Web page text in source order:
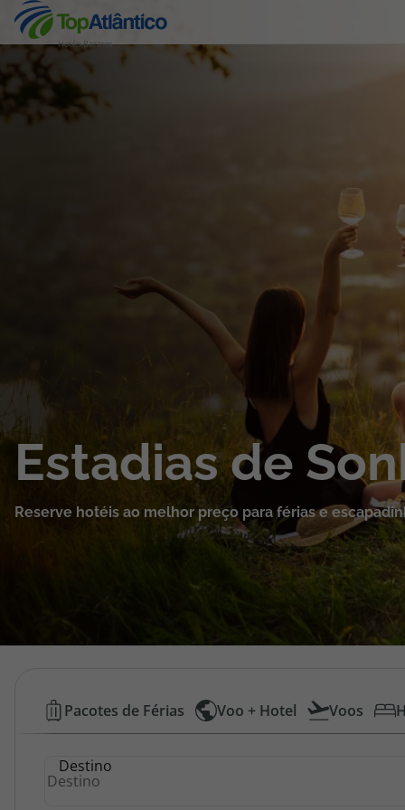
Hotéis Baratos
Destinos
Pacotes de Férias
Cruzeiros
Promoções
Área de Cliente
Estadias de
Reserve hotéis ao melhor preço para férias e
Hotéis
Baratos
Pacotes de Férias Voo + Hotel Voos
Destino